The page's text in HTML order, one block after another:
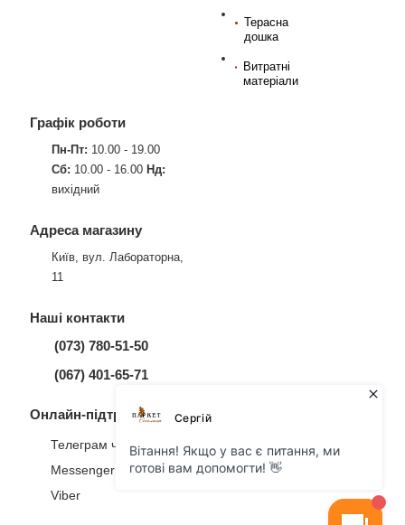
Терасна
дошка
Витратні
матеріали
Графік роботи
Пн-Пт: 10.00 - 19.00
Сб: 10.00 - 16.00 Нд:
вихідний
Адреса магазину
Київ, вул. Лабораторна,
11
Наші контакти
(073) 780-51-50
(067) 401-65-71
Онлайн-підтримка
Телеграм чат
Messenger
Viber